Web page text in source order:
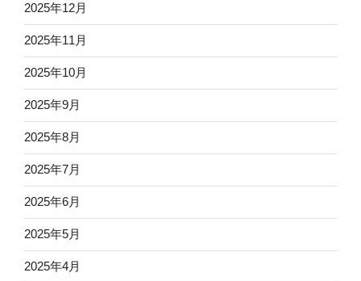
2025年12月
2025年11月
2025年10月
2025年9月
2025年8月
2025年7月
2025年6月
2025年5月
2025年4月